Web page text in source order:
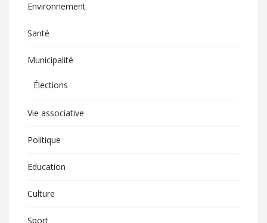
Environnement
Santé
Municipalité
Élections
Vie associative
Politique
Education
Culture
Sport